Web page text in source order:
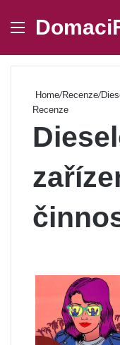
Menu
Home/Recenze/
Recenze